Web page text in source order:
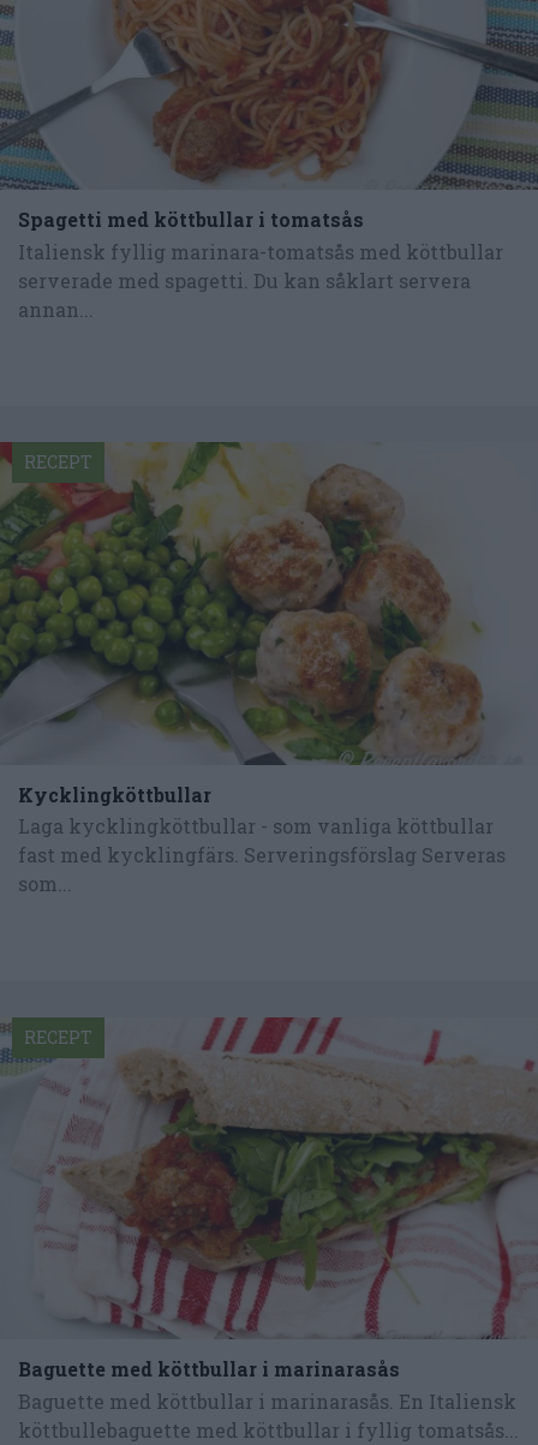
Spagetti med köttbullar i tomatsås
Italiensk fyllig marinara-tomatsås med köttbullar
serverade med spagetti. Du kan såklart servera
annan...
Kycklingköttbullar
Laga kycklingköttbullar - som vanliga köttbullar
fast med kycklingfärs. Serveringsförslag Serveras
som...
RECEPT
Baguette med köttbullar i marinarasås
Baguette med köttbullar i marinarasås. En Italiensk
köttbullebaguette med köttbullar i fyllig tomatsås...
RECEPT